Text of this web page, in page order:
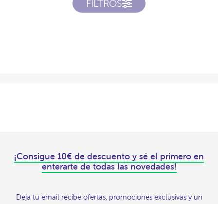
FILTROS
¡Consigue 10€ de descuento y sé el primero en
enterarte de todas las novedades!
Deja tu email recibe ofertas, promociones exclusivas y un